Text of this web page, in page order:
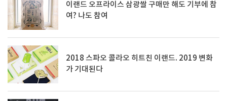
이랜드 오프라이스 삼광쌀 구매만 해도 기부에 참
여? 나도 참여
2018 스파오 콜라오 히트친 이랜드. 2019 변화
가 기대된다